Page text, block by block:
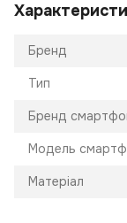
Бренд
Тип
Бренд
Модель
Матеріал